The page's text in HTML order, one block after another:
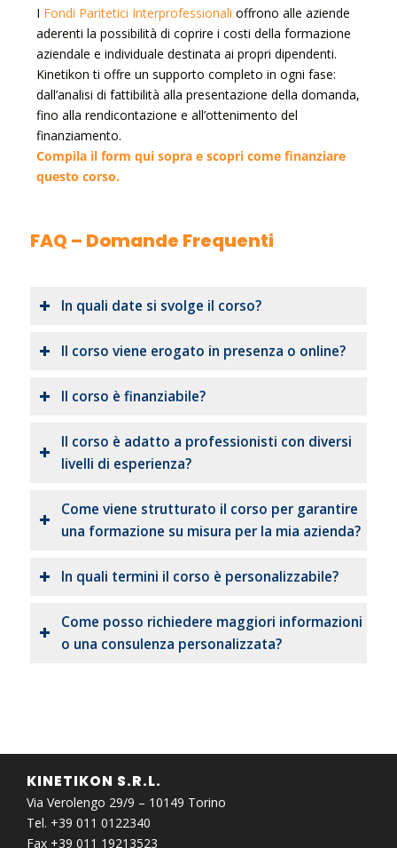
I Fondi Paritetici Interprofessionali offrono alle aziende
aderenti la possibilità di coprire i costi della formazione
aziendale e individuale destinata ai propri dipendenti.
Kinetikon ti offre un supporto completo in ogni fase:
dall’analisi di fattibilità alla presentazione della domanda,
fino alla rendicontazione e all’ottenimento del
finanziamento.
Compila il form qui sopra e scopri come finanziare
questo corso.
FAQ – Domande Frequenti
In quali date si svolge il corso?
Il corso viene erogato in presenza o online?
Il corso è finanziabile?
Il corso è adatto a professionisti con diversi
livelli di esperienza?
Come viene strutturato il corso per garantire
una formazione su misura per la mia azienda?
In quali termini il corso è personalizzabile?
Come posso richiedere maggiori informazioni
o una consulenza personalizzata?
KINETIKON S.R.L.
Via Verolengo 29/9 – 10149 Torino
Tel. +39 011 0122340
Fax +39 011 19213523